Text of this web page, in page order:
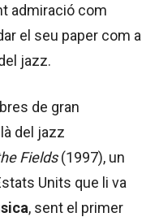
admiració com
el seu paper com a
jazz.
de gran
del jazz
Fields(1997), un
Units que li va
, sent el primer